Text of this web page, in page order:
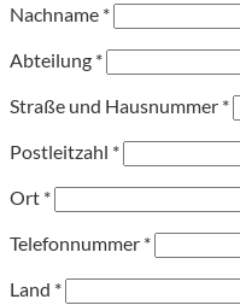
Nachname *
Abteilung *
Straße und Hausnummer *
Postleitzahl *
Ort *
Telefonnummer *
Land *